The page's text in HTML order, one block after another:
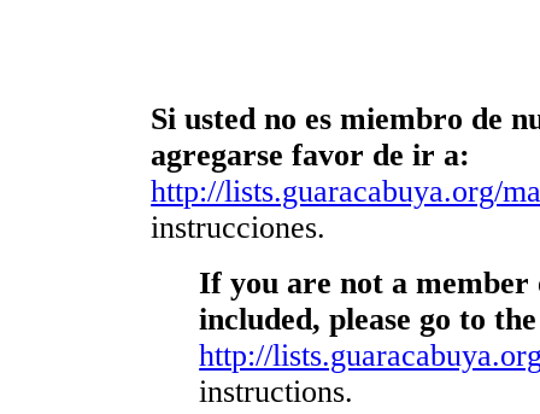
Si usted no es miembro de
agregarse favor de ir a:
http://lists.guaracabuya.org/
instrucciones.
If you are not a
included, please go to
http://
instructions.